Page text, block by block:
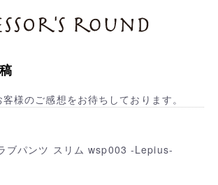
ズラウンド
様のご感想をお待ちしております。
ブパンツ スリム wsp003 -Lepius-